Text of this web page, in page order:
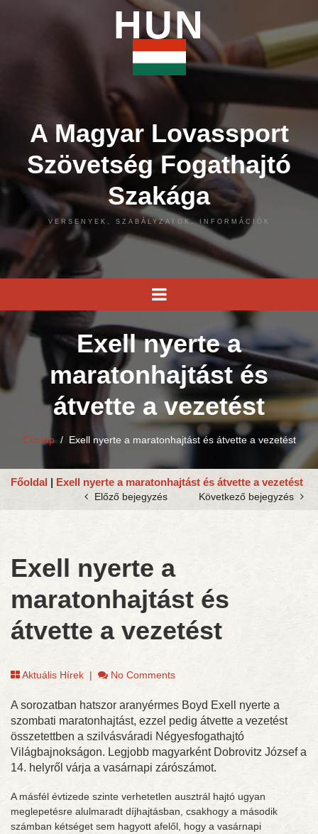
HUN
A Magyar Lovassport
Szövetség Fogathajtó
Szakága
VERSENYEK, SZABÁLYZATOK, INFORMÁCIÓK
Exell nyerte a
maratonhajtást és
átvette a vezetést
Címlap/ Exell nyerte a maratonhajtást és átvette a vezetést
Főoldal | Exell nyerte a maratonhajtást és átvette a vezetést
Előző bejegyzés Következő bejegyzés
Exell nyerte a
maratonhajtást és
átvette a vezetést
Aktuális Hírek | No Comments
A sorozatban hatszor aranyérmes Boyd Exell nyerte a
szombati maratonhajtást, ezzel pedig átvette a vezetést
összetettben a szilvásváradi Négyesfogathajtó
Világbajnokságon. Legjobb magyarként Dobrovitz József a
14. helyről várja a vasárnapi zárószámot.
A másfél évtizede szinte verhetetlen ausztrál hajtó ugyan
meglepetésre alulmaradt díjhajtásban, csakhogy a második
számban kétséget sem hagyott afelől, hogy a vasárnapi